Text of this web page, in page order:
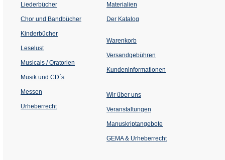
Liederbücher
Chor und Bandbücher
Kinderbücher
Leselust
Musicals / Oratorien
Musik und CD´s
Messen
Urheberrecht
Materialien
Der Katalog
Warenkorb
Versandgebühren
Kundeninformationen
Wir über uns
Veranstaltungen
einem
Tab)
Manuskriptangebote
GEMA & Urheberrecht